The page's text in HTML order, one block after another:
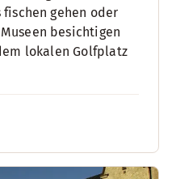
gehen oder
besichtigen
lokalen Golfplatz